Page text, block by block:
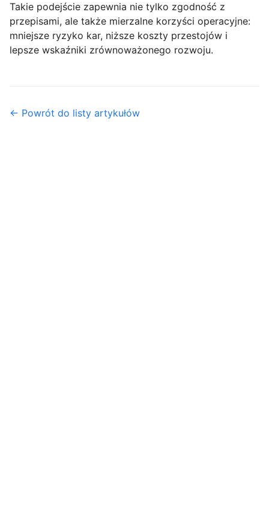
Takie podejście zapewnia nie tylko zgodność z
przepisami, ale także mierzalne korzyści operacyjne:
mniejsze ryzyko kar, niższe koszty przestojów i
lepsze wskaźniki zrównoważonego rozwoju.
← Powrót do listy artykułów